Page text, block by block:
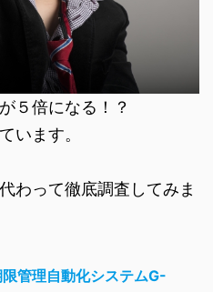
５倍になる！？
います。
わって徹底調査してみま
管理自動化システムG-